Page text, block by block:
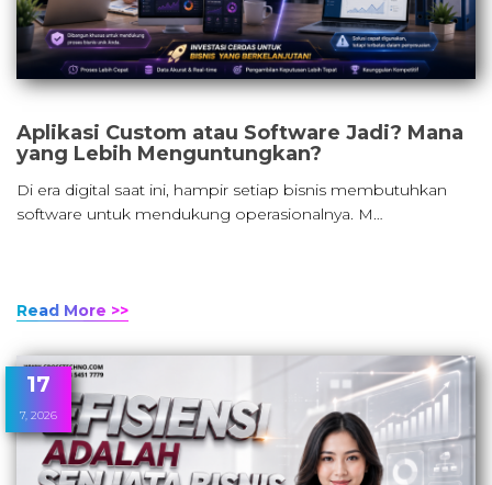
Aplikasi Custom atau Software Jadi? Mana
yang Lebih Menguntungkan?
Di era digital saat ini, hampir setiap bisnis membutuhkan
software untuk mendukung operasionalnya. M…
Read More >>
17
7, 2026